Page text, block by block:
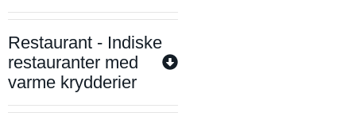
Restaurant - Indiske
restauranter med
varme krydderier